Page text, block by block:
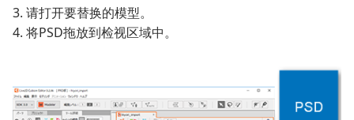
3. 请打开要替换的模型。
4. 将PSD拖放到检视区域中。